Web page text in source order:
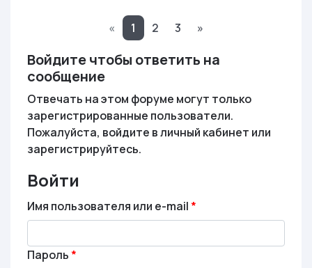
« 1 2 3 »
Войдите чтобы ответить на
сообщение
Отвечать на этом форуме могут только
зарегистрированные пользователи.
Пожалуйста, войдите в личный кабинет или
зарегистрируйтесь.
Войти
Имя пользователя или e-mail
Пароль